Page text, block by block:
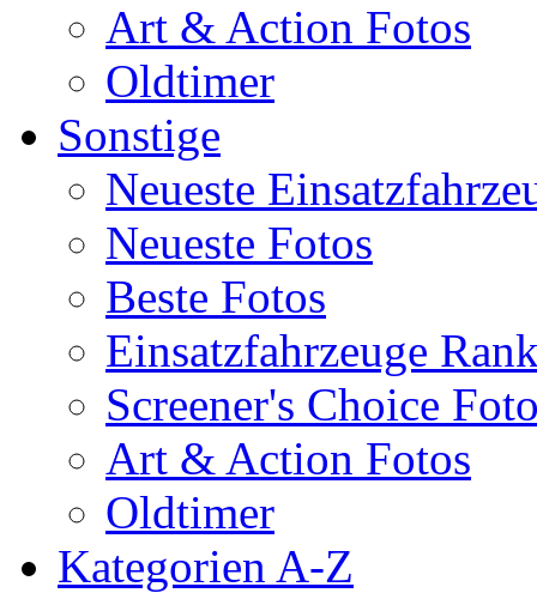
Art & Action Fotos
Oldtimer
Sonstige
Neueste
Neueste Fotos
Beste Fotos
Einsatzfahrzeuge
Screener's Choice
Art & Action Fotos
Oldtimer
Kategorien A-Z